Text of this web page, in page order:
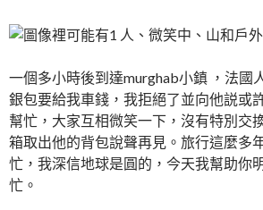
一個多小時後到達murghab小鎮 ，法國
銀包要給我車錢，我拒絕了並向他説或
幫忙，大家互相微笑一下，沒有特別交
箱取出他的背包說聲再見。旅行這麼多
忙，我深信地球是圓的，今天我幫助你
忙。